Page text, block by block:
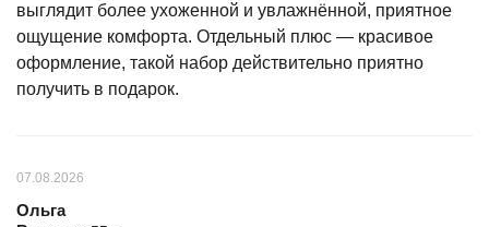
выглядит более ухоженной и увлажнённой, приятное
ощущение комфорта. Отдельный плюс — красивое
оформление, такой набор действительно приятно
получить в подарок.
07.08.2026
Ольга